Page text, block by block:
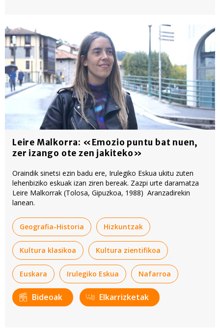
Leire Malkorra: «Emozio puntu bat nuen,
zer izango ote zen jakiteko»
Oraindik sinetsi ezin badu ere, Irulegiko Eskua ukitu zuten
lehenbiziko eskuak izan ziren bereak. Zazpi urte daramatza
Leire Malkorrak (Tolosa, Gipuzkoa, 1988) Aranzadirekin
lanean.
Geografia-Historia Hizkuntzak
Kultura klasikoa Kultura zientifikoa
Euskara Irulegiko Eskua Nafarroa
Bideoak Elkarrizketak